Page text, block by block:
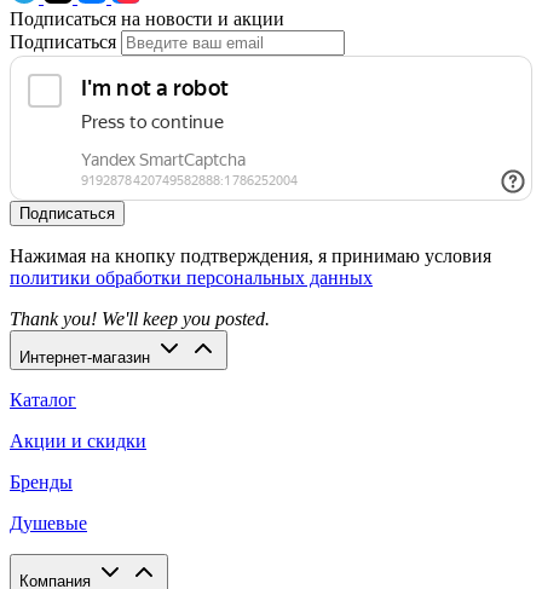
Подписаться на новости и акции
Подписаться
Подписаться
Нажимая на кнопку подтверждения, я принимаю условия
политики обработки персональных данных
Thank you! We'll keep you posted.
Интернет-магазин
Каталог
Акции и скидки
Бренды
Душевые
Компания